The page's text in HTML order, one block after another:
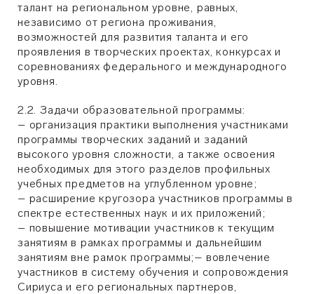
талант на региональном уровне, равных,
независимо от региона проживания,
возможностей для развития таланта и его
проявления в творческих проектах, конкурсах и
соревнованиях федерального и международного
уровня.
2.2. Задачи образовательной программы:
– организация практики выполнения участниками
программы творческих заданий и заданий
высокого уровня сложности, а также освоения
необходимых для этого разделов профильных
учебных предметов на углубленном уровне;
– расширение кругозора участников программы в
спектре естественных наук и их приложений;
– повышение мотивации участников к текущим
занятиям в рамках программы и дальнейшим
занятиям вне рамок программы;– вовлечение
участников в систему обучения и сопровождения
Сириуса и его региональных партнеров,